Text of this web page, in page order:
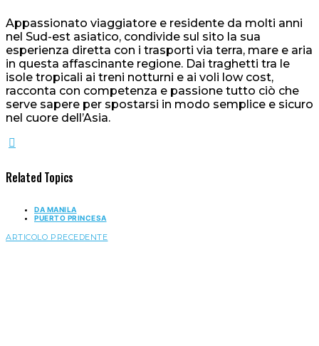
Appassionato viaggiatore e residente da molti anni
nel Sud-est asiatico, condivide sul sito la sua
esperienza diretta con i trasporti via terra, mare e aria
in questa affascinante regione. Dai traghetti tra le
isole tropicali ai treni notturni e ai voli low cost,
racconta con competenza e passione tutto ciò che
serve sapere per spostarsi in modo semplice e sicuro
nel cuore dell’Asia.
Related Topics
DA MANILA
PUERTO PRINCESA
ARTICOLO PRECEDENTE